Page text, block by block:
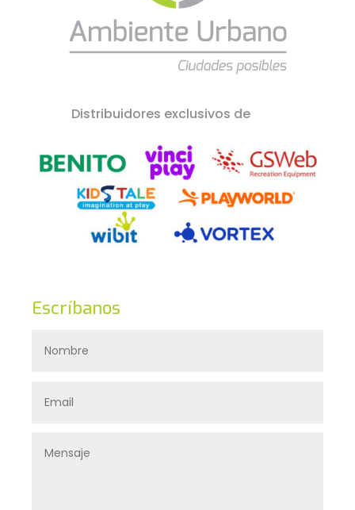
Distribuidores exclusivos de
Escríbanos